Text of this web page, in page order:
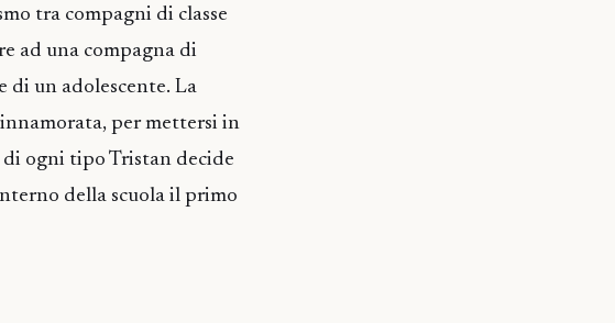
tra compagni di classe
ad una compagna di
di un adolescente. La
innamorata, per mettersi in
di ogni tipo Tristan decide
della scuola il primo